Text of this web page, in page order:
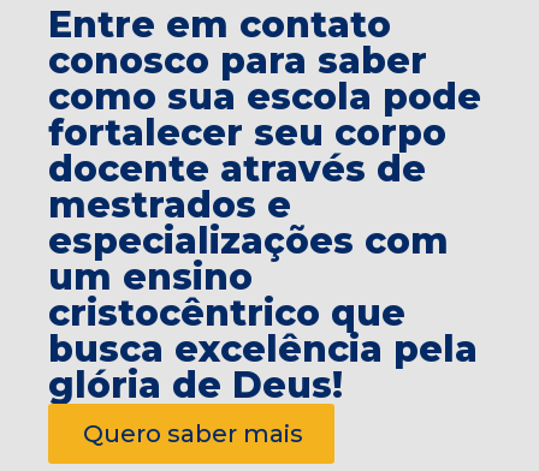
Entre em contato
conosco para saber
como sua escola pode
fortalecer seu corpo
docente através de
mestrados e
especializações com
um ensino
cristocêntrico que
busca excelência pela
glória de Deus!
Quero saber mais